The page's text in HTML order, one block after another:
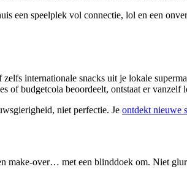
een speelplek vol connectie, lol en een
internationale snacks uit je lokale
of budgetcola beoordeelt, ontstaat er vanzelf
niet perfectie. Je ontdekt nieuwe
make-over… met een blinddoek om. Niet